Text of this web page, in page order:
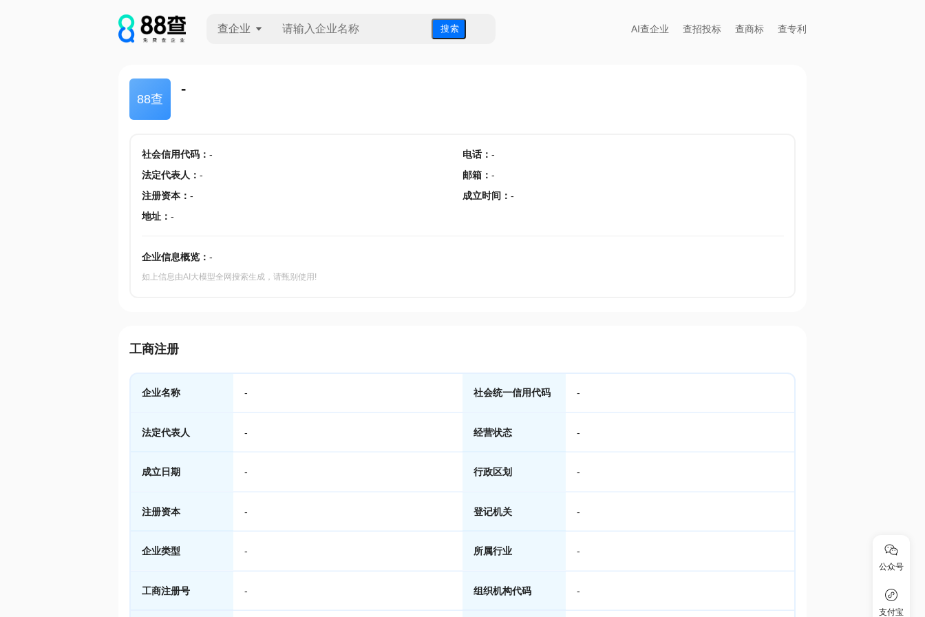
查企业 搜 索 AI查企业 查招投标 查商标 查专利
88查
-
社会信用代码： - 电话： -
法定代表人 ： - 邮箱 ： -
注册资本： - 成立时间 ： -
地址： -
企业信息概览： -
如上信息由AI大模型全网搜索生成，请甄别使用!
工商注册
企业名称 - 社会统一信用代码 -
法定代表人 - 经营状态 -
成立日期 - 行政区划 -
注册资本 - 登记机关 -
企业类型 - 所属行业 -
工商注册号 - 组织机构代码 -
公众号
支付宝